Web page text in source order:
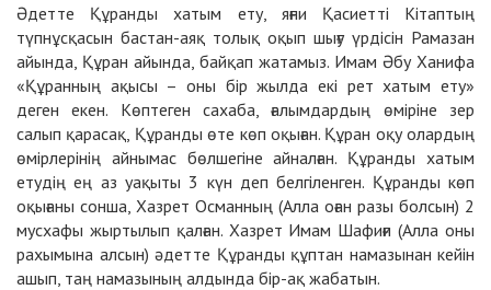
Әдетте Құранды хатым ету, яғни Қасиетті Кітаптың
түпнұсқасын бастан-аяқ толық оқып шығу үрдісін Рамазан
айында, Құран айында, байқап жатамыз. Имам Әбу Ханифа
«Құранның ақысы – оны бір жылда екі рет хатым ету»
деген екен. Көптеген сахаба, ғалымдардың өміріне зер
салып қарасақ, Құранды өте көп оқыған. Құран оқу олардың
өмірлерінің айнымас бөлшегіне айналған. Құранды хатым
етудің ең аз уақыты 3 күн деп белгіленген. Құранды көп
оқығаны сонша, Хазрет Османның (Алла оған разы болсын) 2
мусхафы жыртылып қалған. Хазрет Имам Шафиғи (Алла оны
рахымына алсын) әдетте Құранды құптан намазынан кейін
ашып, таң намазының алдында бір-ақ жабатын.